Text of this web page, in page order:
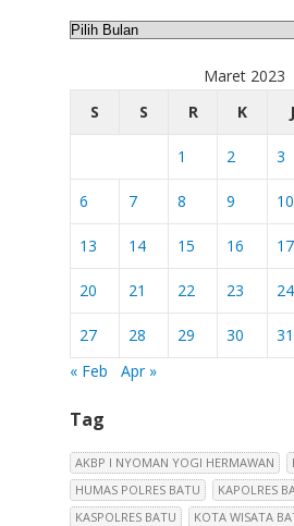
Arsip
Maret 2023
S
S R K J
1 2 3
6 7 8 9 10
13 14 15 16 17
20 21 22 23 24
27 28 29 30
31
« Feb
Apr »
Tag
AKBP I NYOMAN YOGI HERMAWAN
HUMAS POLRES BATU
KAPOLRES
KASPOLRES BATU
KOTA WISATA